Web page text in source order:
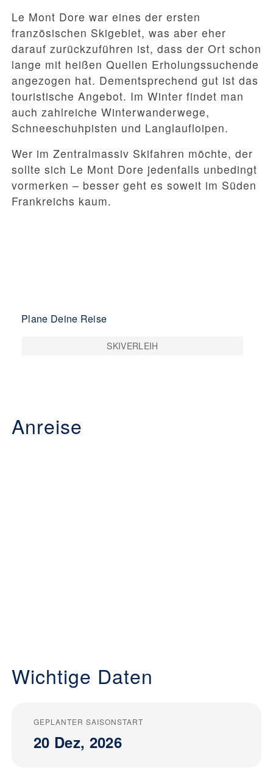
Le Mont Dore war eines der ersten
französischen Skigebiet, was aber eher
darauf zurückzuführen ist, dass der Ort schon
lange mit heißen Quellen Erholungssuchende
angezogen hat. Dementsprechend gut ist das
touristische Angebot. Im Winter findet man
auch zahlreiche Winterwanderwege,
Schneeschuhpisten und Langlaufloipen.
Wer im Zentralmassiv Skifahren möchte, der
sollte sich Le Mont Dore jedenfalls unbedingt
vormerken – besser geht es soweit im Süden
Frankreichs kaum.
Plane Deine Reise
SKIVERLEIH
Anreise
Wichtige Daten
GEPLANTER SAISONSTART
20 Dez, 2026